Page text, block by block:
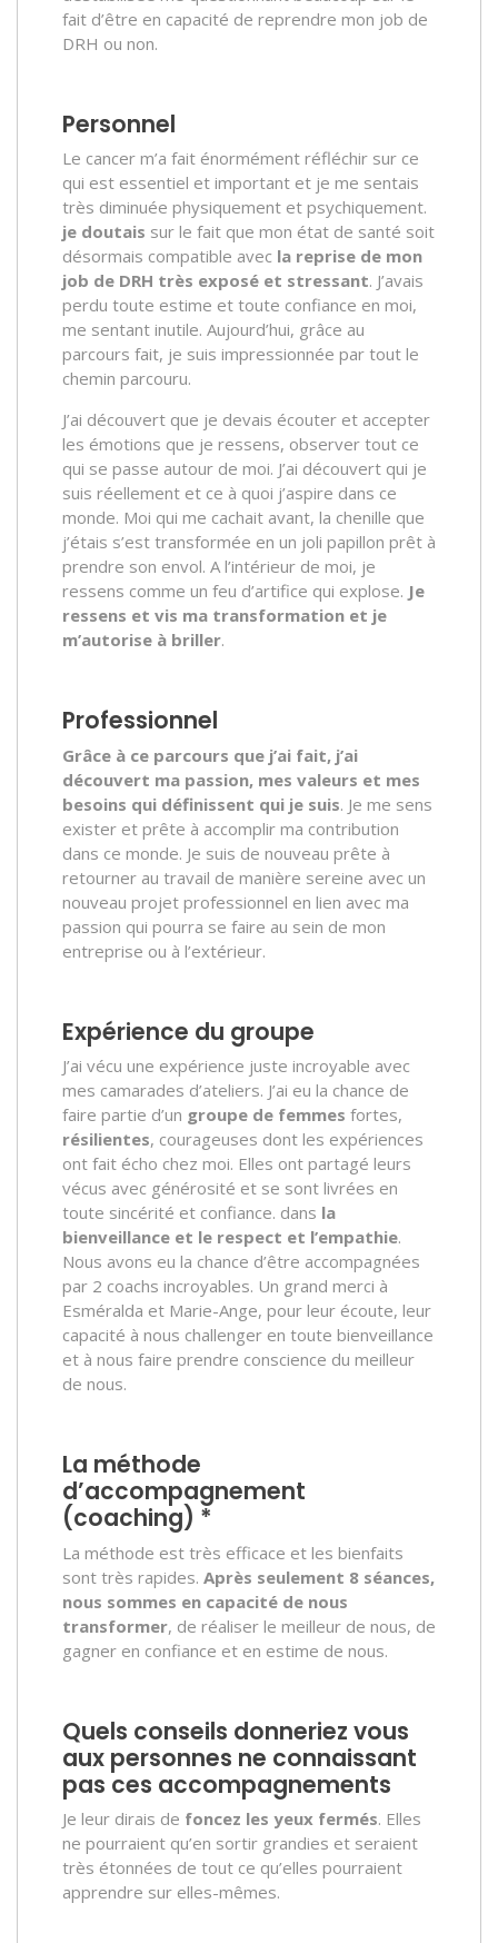
fait d’être en capacité de reprendre mon job de
DRH ou non.
Personnel
Le cancer m’a fait énormément réfléchir sur ce
qui est essentiel et important et je me sentais
très diminuée physiquement et psychiquement.
je doutais sur le fait que mon état de santé soit
désormais compatible avec la reprise de mon
job de DRH très exposé et stressant. J’avais
perdu toute estime et toute confiance en moi,
me sentant inutile. Aujourd’hui, grâce au
parcours fait, je suis impressionnée par tout le
chemin parcouru.
J’ai découvert que je devais écouter et accepter
les émotions que je ressens, observer tout ce
qui se passe autour de moi. J’ai découvert qui je
suis réellement et ce à quoi j’aspire dans ce
monde. Moi qui me cachait avant, la chenille que
j’étais s’est transformée en un joli papillon prêt à
prendre son envol. A l’intérieur de moi, je
ressens comme un feu d’artifice qui explose. Je
ressens et vis ma transformation et je
m’autorise à briller.
Professionnel
Grâce à ce parcours que j’ai fait, j’ai
découvert ma passion, mes valeurs et mes
besoins qui définissent qui je suis. Je me sens
exister et prête à accomplir ma contribution
dans ce monde. Je suis de nouveau prête à
retourner au travail de manière sereine avec un
nouveau projet professionnel en lien avec ma
passion qui pourra se faire au sein de mon
entreprise ou à l’extérieur.
Expérience du groupe
J’ai vécu une expérience juste incroyable avec
mes camarades d’ateliers. J’ai eu la chance de
faire partie d’un groupe de femmes fortes,
résilientes, courageuses dont les expériences
ont fait écho chez moi. Elles ont partagé leurs
vécus avec générosité et se sont livrées en
toute sincérité et confiance. dans la
bienveillance et le respect et l’empathie.
Nous avons eu la chance d’être accompagnées
par 2 coachs incroyables. Un grand merci à
Esméralda et Marie-Ange, pour leur écoute, leur
capacité à nous challenger en toute bienveillance
et à nous faire prendre conscience du meilleur
de nous.
La méthode
d’accompagnement
(coaching) *
La méthode est très efficace et les bienfaits
sont très rapides. Après seulement 8 séances,
nous sommes en capacité de nous
transformer, de réaliser le meilleur de nous, de
gagner en confiance et en estime de nous.
Quels conseils donneriez vous
aux personnes ne connaissant
pas ces accompagnements
Je leur dirais de foncez les yeux fermés. Elles
ne pourraient qu’en sortir grandies et seraient
très étonnées de tout ce qu’elles pourraient
apprendre sur elles-mêmes.